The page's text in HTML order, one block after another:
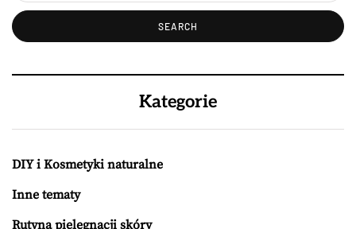
Kategorie
DIY i Kosmetyki naturalne
Inne tematy
Rutyna pielęgnacji skóry